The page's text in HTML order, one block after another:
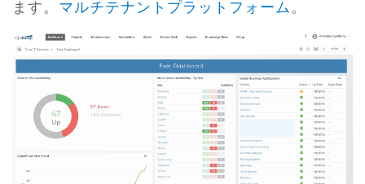
ます。 マルチテナントプラットフォーム 。